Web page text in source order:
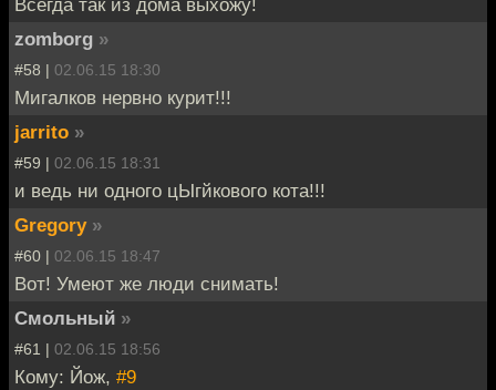
zomborg »
#58 | 02.06.15 18:30
Мигалков нервно курит!!!
jarrito »
#59 | 02.06.15 18:31
и ведь ни одного цЫгйкового кота!!!
Gregory »
#60 | 02.06.15 18:47
Вот! Умеют же люди снимать!
Смольный »
#61 | 02.06.15 18:56
Кому: Йож, #9